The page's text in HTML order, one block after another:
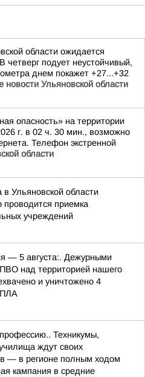
области ожидается
четверг подует неустойчивый,
днем покажет +27...+32
Ульяновской области
опасность» на территории
г. в 02 ч. 30 мин., возможно
Телефон экстренной
области
в Ульяновской области
проводится приемка
учреждений
— 5 августа:. Дежурными
над территорией нашего
и уничтожено 4
Техникумы,
ждут своих
— в регионе полным ходом
кампания в средние